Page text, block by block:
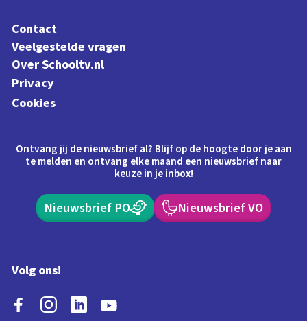
Contact
Veelgestelde vragen
Over Schooltv.nl
Privacy
Cookies
Ontvang jij de nieuwsbrief al? Blijf op de hoogte door je aan
te melden en ontvang elke maand een nieuwsbrief naar
keuze in je inbox!
Nieuwsbrief PO Nieuwsbrief VO
Volg ons!